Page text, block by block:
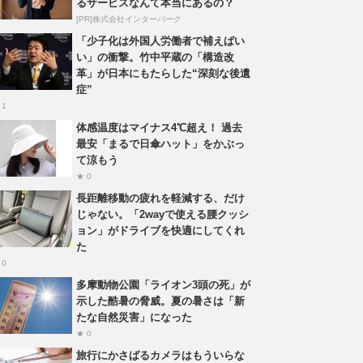
るサービスなんて本当にあるの？
[PR]株式会社インターパーク
「少子化は外国人労働者で補えばい
い」の衝撃。竹中平蔵の「構造改
革」が日本にもたらした“深刻な後遺
症”
体感温度はマイナス4℃超え！ 過去
最安「まるで日傘ハット」をかぶっ
て涼もう
★ 0
長距離移動の疲れを軽減する、だけ
じゃない。「2wayで使える腰クッシ
ョン」がドライブを快適にしてくれ
た
多摩動物公園「ライオン3頭の死」が
示した酷暑の脅威。夏の暑さは「新
たな自然災害」になった
★ 0
旅行にかさばるカメラはもういらな